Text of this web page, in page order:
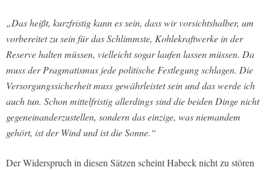
„Das heißt, kurzfristig kann es sein, dass wir vorsichtshalber, um
vorbereitet zu sein für das Schlimmste, Kohlekraftwerke in der
Reserve halten müssen, vielleicht sogar laufen lassen müssen. Da
muss der Pragmatismus jede politische Festlegung schlagen. Die
Versorgungssicherheit muss gewährleistet sein und das werde ich
auch tun. Schon mittelfristig allerdings sind die beiden Dinge nicht
gegeneinanderzustellen, sondern das einzige, was niemandem
gehört, ist der Wind und ist die Sonne.“
Der Widerspruch in diesen Sätzen scheint Habeck nicht zu stören